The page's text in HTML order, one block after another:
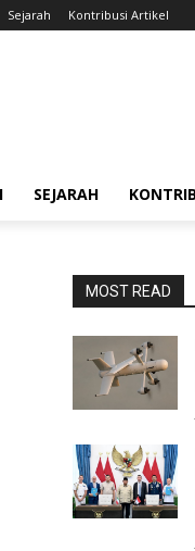
Sejarah Kontribusi Artikel
SEJARAH
MOST READ